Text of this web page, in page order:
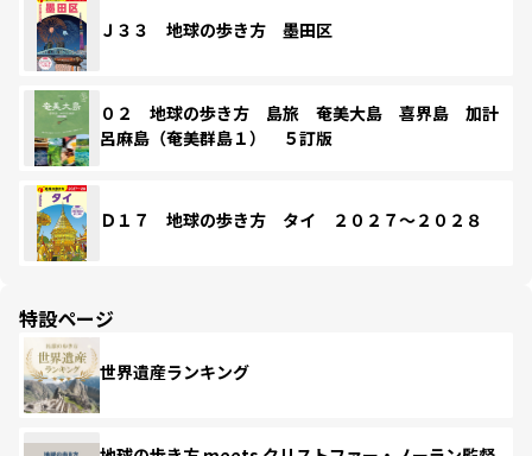
Ｊ３３ 地球の歩き方 墨田区
０２ 地球の歩き方 島旅 奄美大島 喜界島 加計
呂麻島（奄美群島１） ５訂版
Ｄ１７ 地球の歩き方 タイ ２０２７～２０２８
特設ページ
世界遺産ランキング